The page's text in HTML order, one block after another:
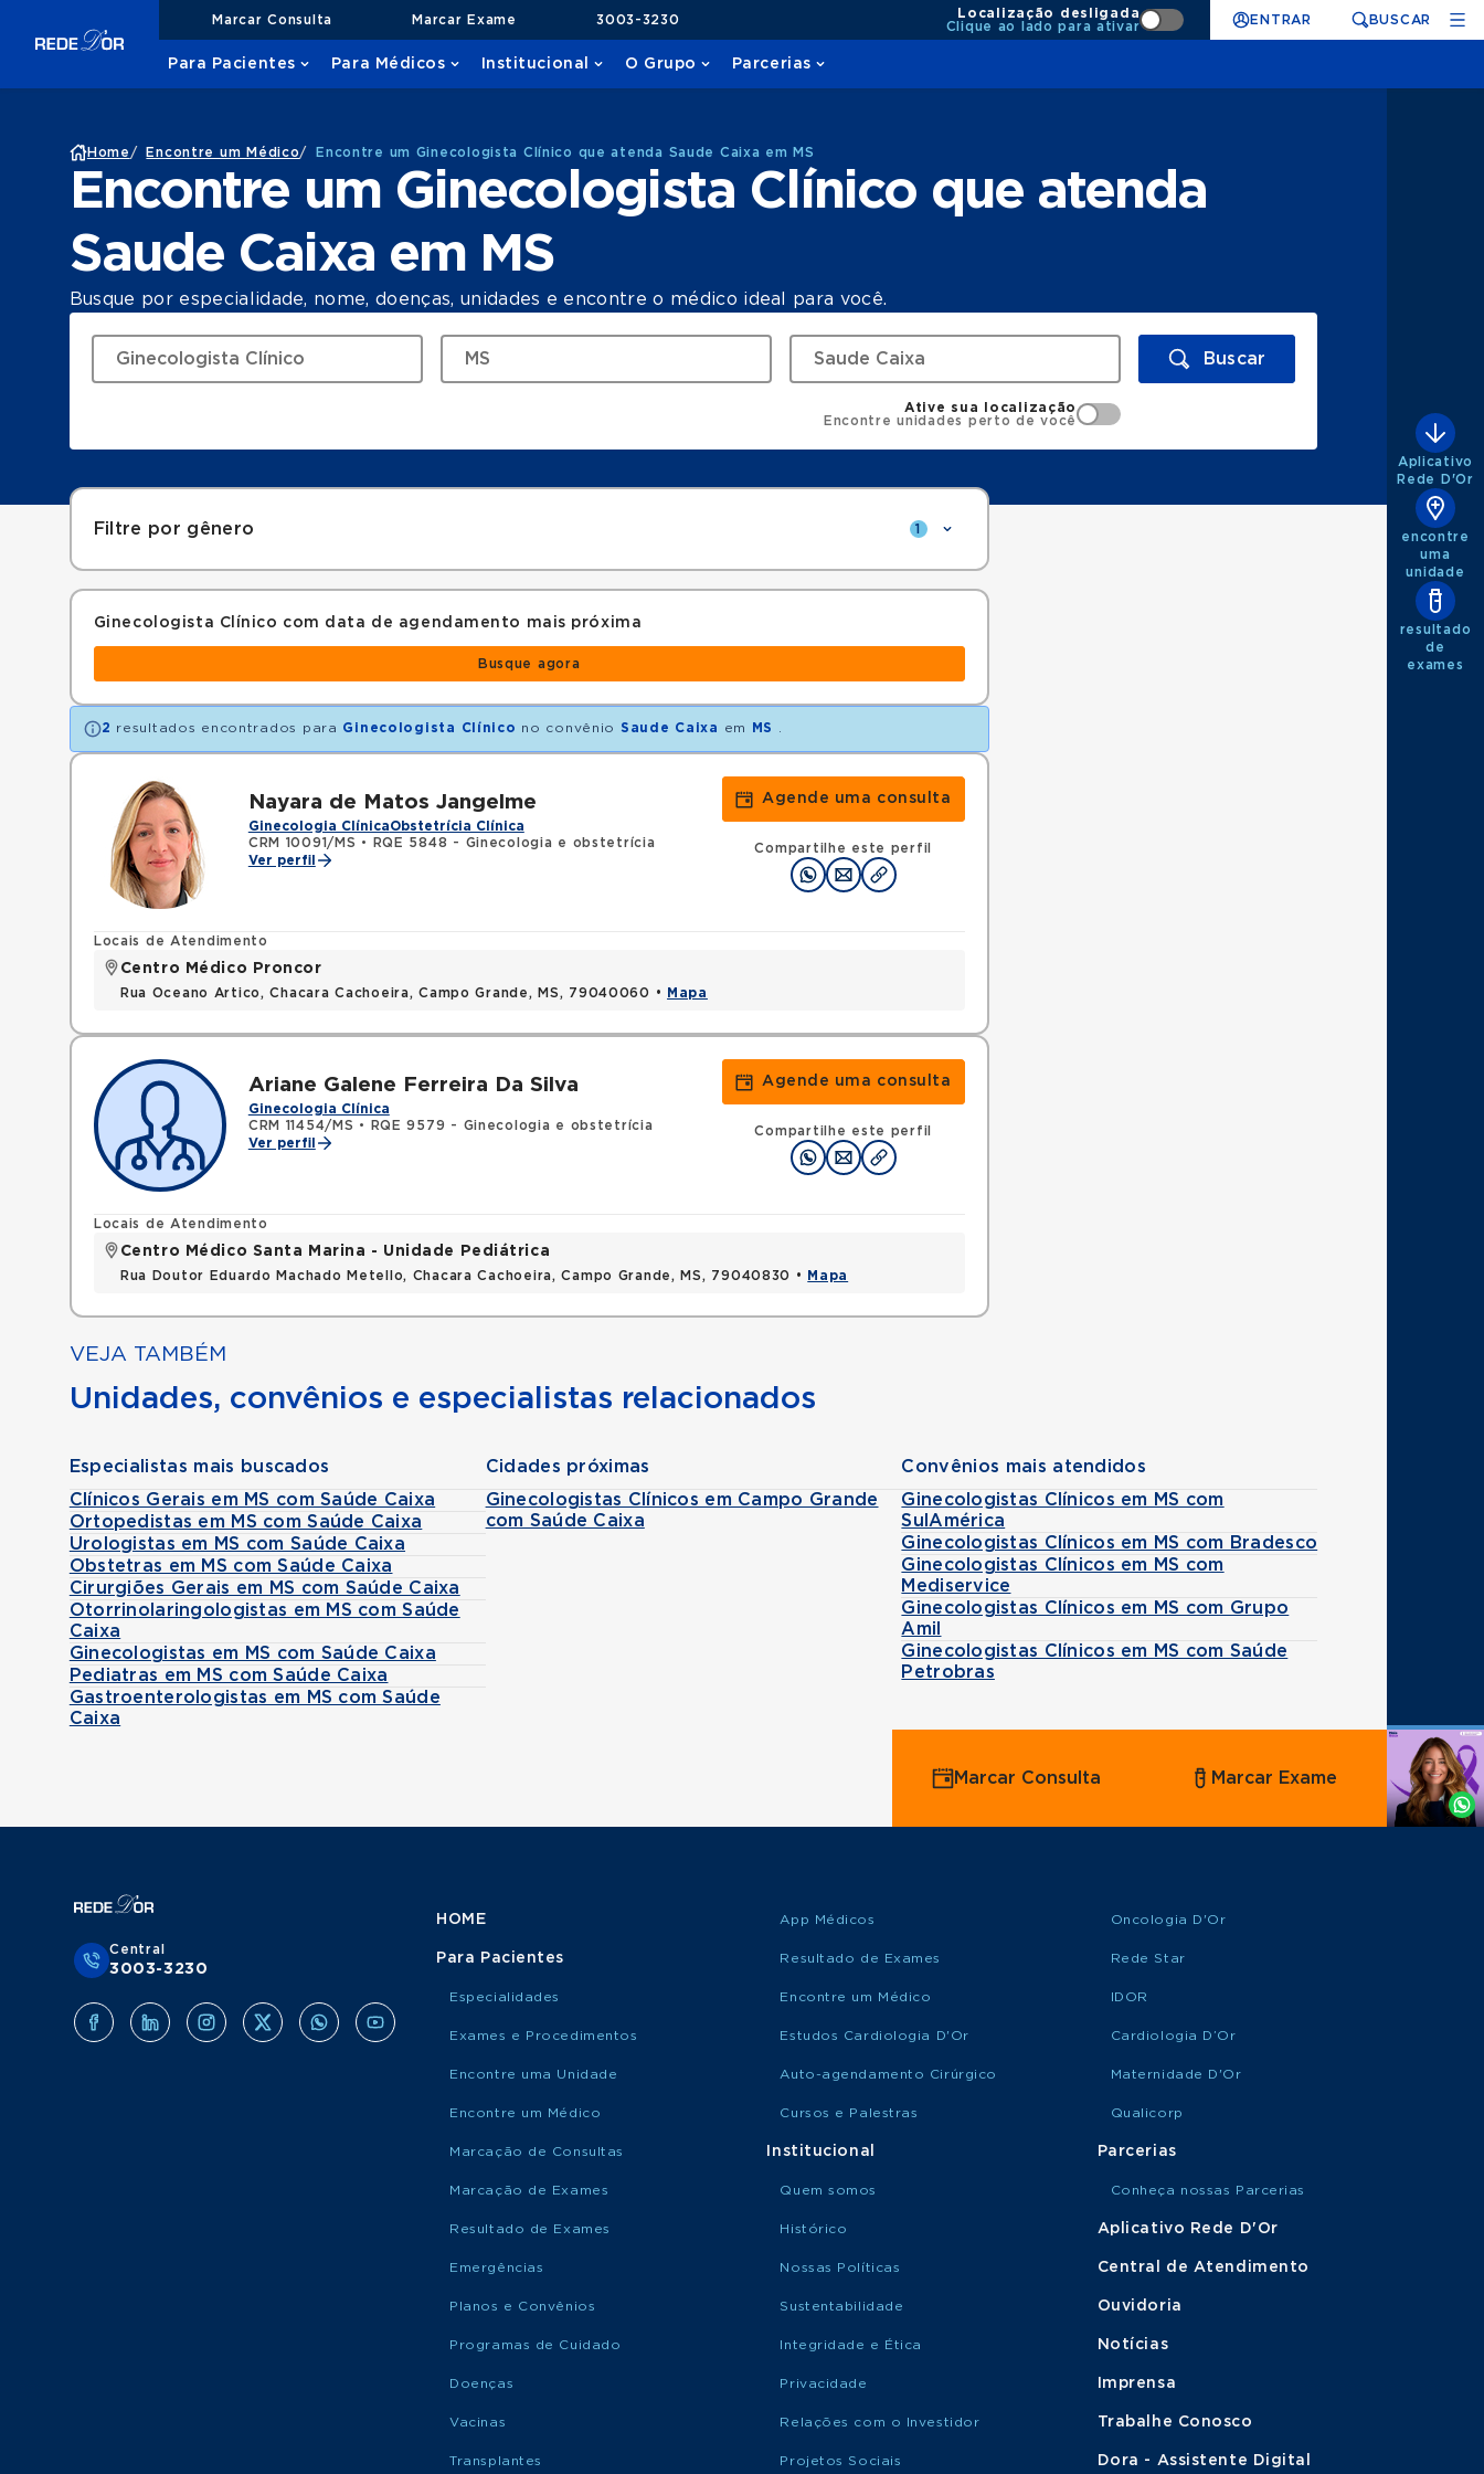
Marcar Consulta Marcar Exame 3003-3230
Localização desligada
Clique ao lado para ativar
ENTRAR BUSCAR
Para Pacientes Para Médicos Institucional O Grupo Parcerias
Home / Encontre um Médico/ Encontre um Ginecologista Clínico que atenda Saude Caixa em MS
Encontre um Ginecologista Clínico que atenda
Saude Caixa em MS
Busque por especialidade, nome, doenças, unidades e encontre o médico ideal para você.
Buscar
Ative sua localização
Encontre unidades perto de você
Filtre por gênero 1
Ginecologista Clínico com data de agendamento mais próxima
Busque agora
2 resultados encontrados para Ginecologista Clínico no convênio Saude Caixa em MS
Nayara de Matos Jangelme
Ginecologia ClínicaObstetrícia Clínica
CRM 10091/MS •
RQE 5848 - Ginecologia e obstetrícia
Ver perfil
Agende uma consulta
Compartilhe este perfil
Locais de Atendimento
Centro Médico Proncor
Rua Oceano Artico, Chacara Cachoeira, Campo Grande, MS, 79040060 • Mapa
Ariane Galene Ferreira Da Silva
Ginecologia Clínica
CRM 11454/MS •
RQE 9579 - Ginecologia e obstetrícia
Ver perfil
Agende uma consulta
Compartilhe este perfil
Locais de Atendimento
Centro Médico Santa Marina - Unidade Pediátrica
Rua Doutor Eduardo Machado Metello, Chacara Cachoeira, Campo Grande, MS, 79040830 • Mapa
VEJA TAMBÉM
Unidades, convênios e especialistas relacionados
Especialistas mais buscados
Clínicos Gerais em MS com Saúde Caixa
Ortopedistas em MS com Saúde Caixa
Urologistas em MS com Saúde Caixa
Obstetras em MS com Saúde Caixa
Cirurgiões Gerais em MS com Saúde Caixa
Otorrinolaringologistas em MS com Saúde
Caixa
Ginecologistas em MS com Saúde Caixa
Pediatras em MS com Saúde Caixa
Gastroenterologistas em MS com Saúde
Caixa
Cidades próximas
Ginecologistas Clínicos em Campo Grande
com Saúde Caixa
Convênios mais atendidos
Ginecologistas Clínicos em MS com
SulAmérica
Ginecologistas Clínicos em MS com Bradesco
Ginecologistas Clínicos em MS com
Mediservice
Ginecologistas Clínicos em MS com Grupo
Amil
Ginecologistas Clínicos em MS com Saúde
Petrobras
Aplicativo
Rede D'Or
encontre
uma
unidade
resultado
de
exames
Agende
Whatsapp
Marcar Consulta Marcar Exame
Central
3003-3230
HOME
Para Pacientes
Especialidades
Exames e Procedimentos
Encontre uma Unidade
Encontre um Médico
Marcação de Consultas
Marcação de Exames
Resultado de Exames
Emergências
Planos e Convênios
Programas de Cuidado
Doenças
Vacinas
Transplantes
App Médicos
Resultado de Exames
Encontre um Médico
Estudos Cardiologia D'Or
Auto-agendamento Cirúrgico
Cursos e Palestras
Institucional
Quem somos
Histórico
Nossas Políticas
Sustentabilidade
Integridade e Ética
Privacidade
Relações com o Investidor
Projetos Sociais
Oncologia D'Or
Rede Star
IDOR
Cardiologia D’Or
Maternidade D'Or
Qualicorp
Parcerias
Conheça nossas Parcerias
Aplicativo Rede D'Or
Central de Atendimento
Ouvidoria
Notícias
Imprensa
Trabalhe Conosco
Dora - Assistente Digital